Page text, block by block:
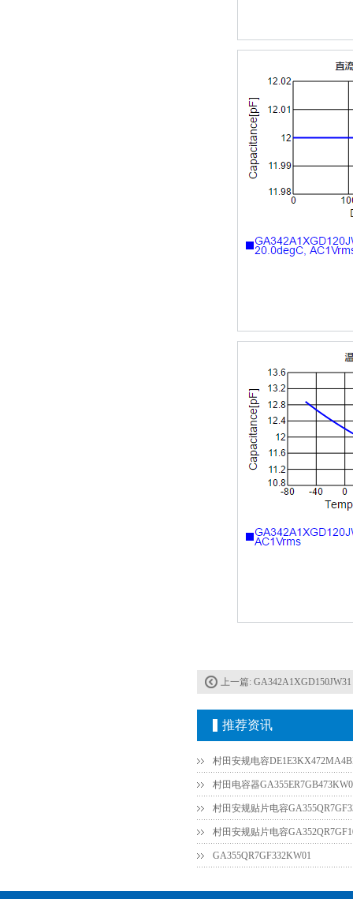
上一篇: GA342A1XGD150JW31
推荐资讯
村田安规电容
村田电容器
村田安规贴片电容
村田安规贴片电容
GA355QR7GF332KW01